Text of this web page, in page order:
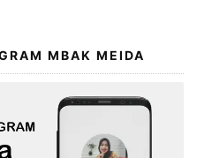
MBAK MEIDA